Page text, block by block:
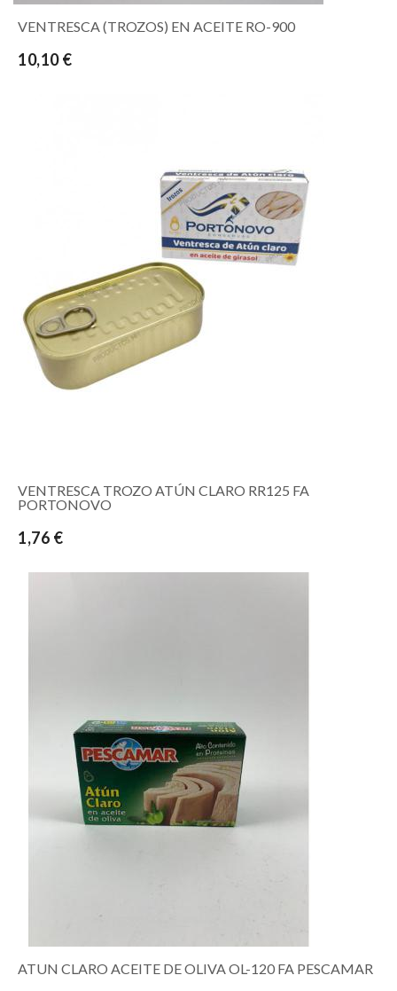
VENTRESCA (TROZOS) EN ACEITE RO-900
10,10 €
VENTRESCA TROZO ATÚN CLARO RR125 FA
PORTONOVO
1,76 €
ATUN CLARO ACEITE DE OLIVA OL-120 FA PESCAMAR